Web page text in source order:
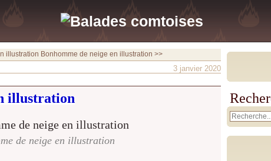
illustration Bonhomme de neige en illustration >>
3 janvier 2020
illustration
de neige en illustration